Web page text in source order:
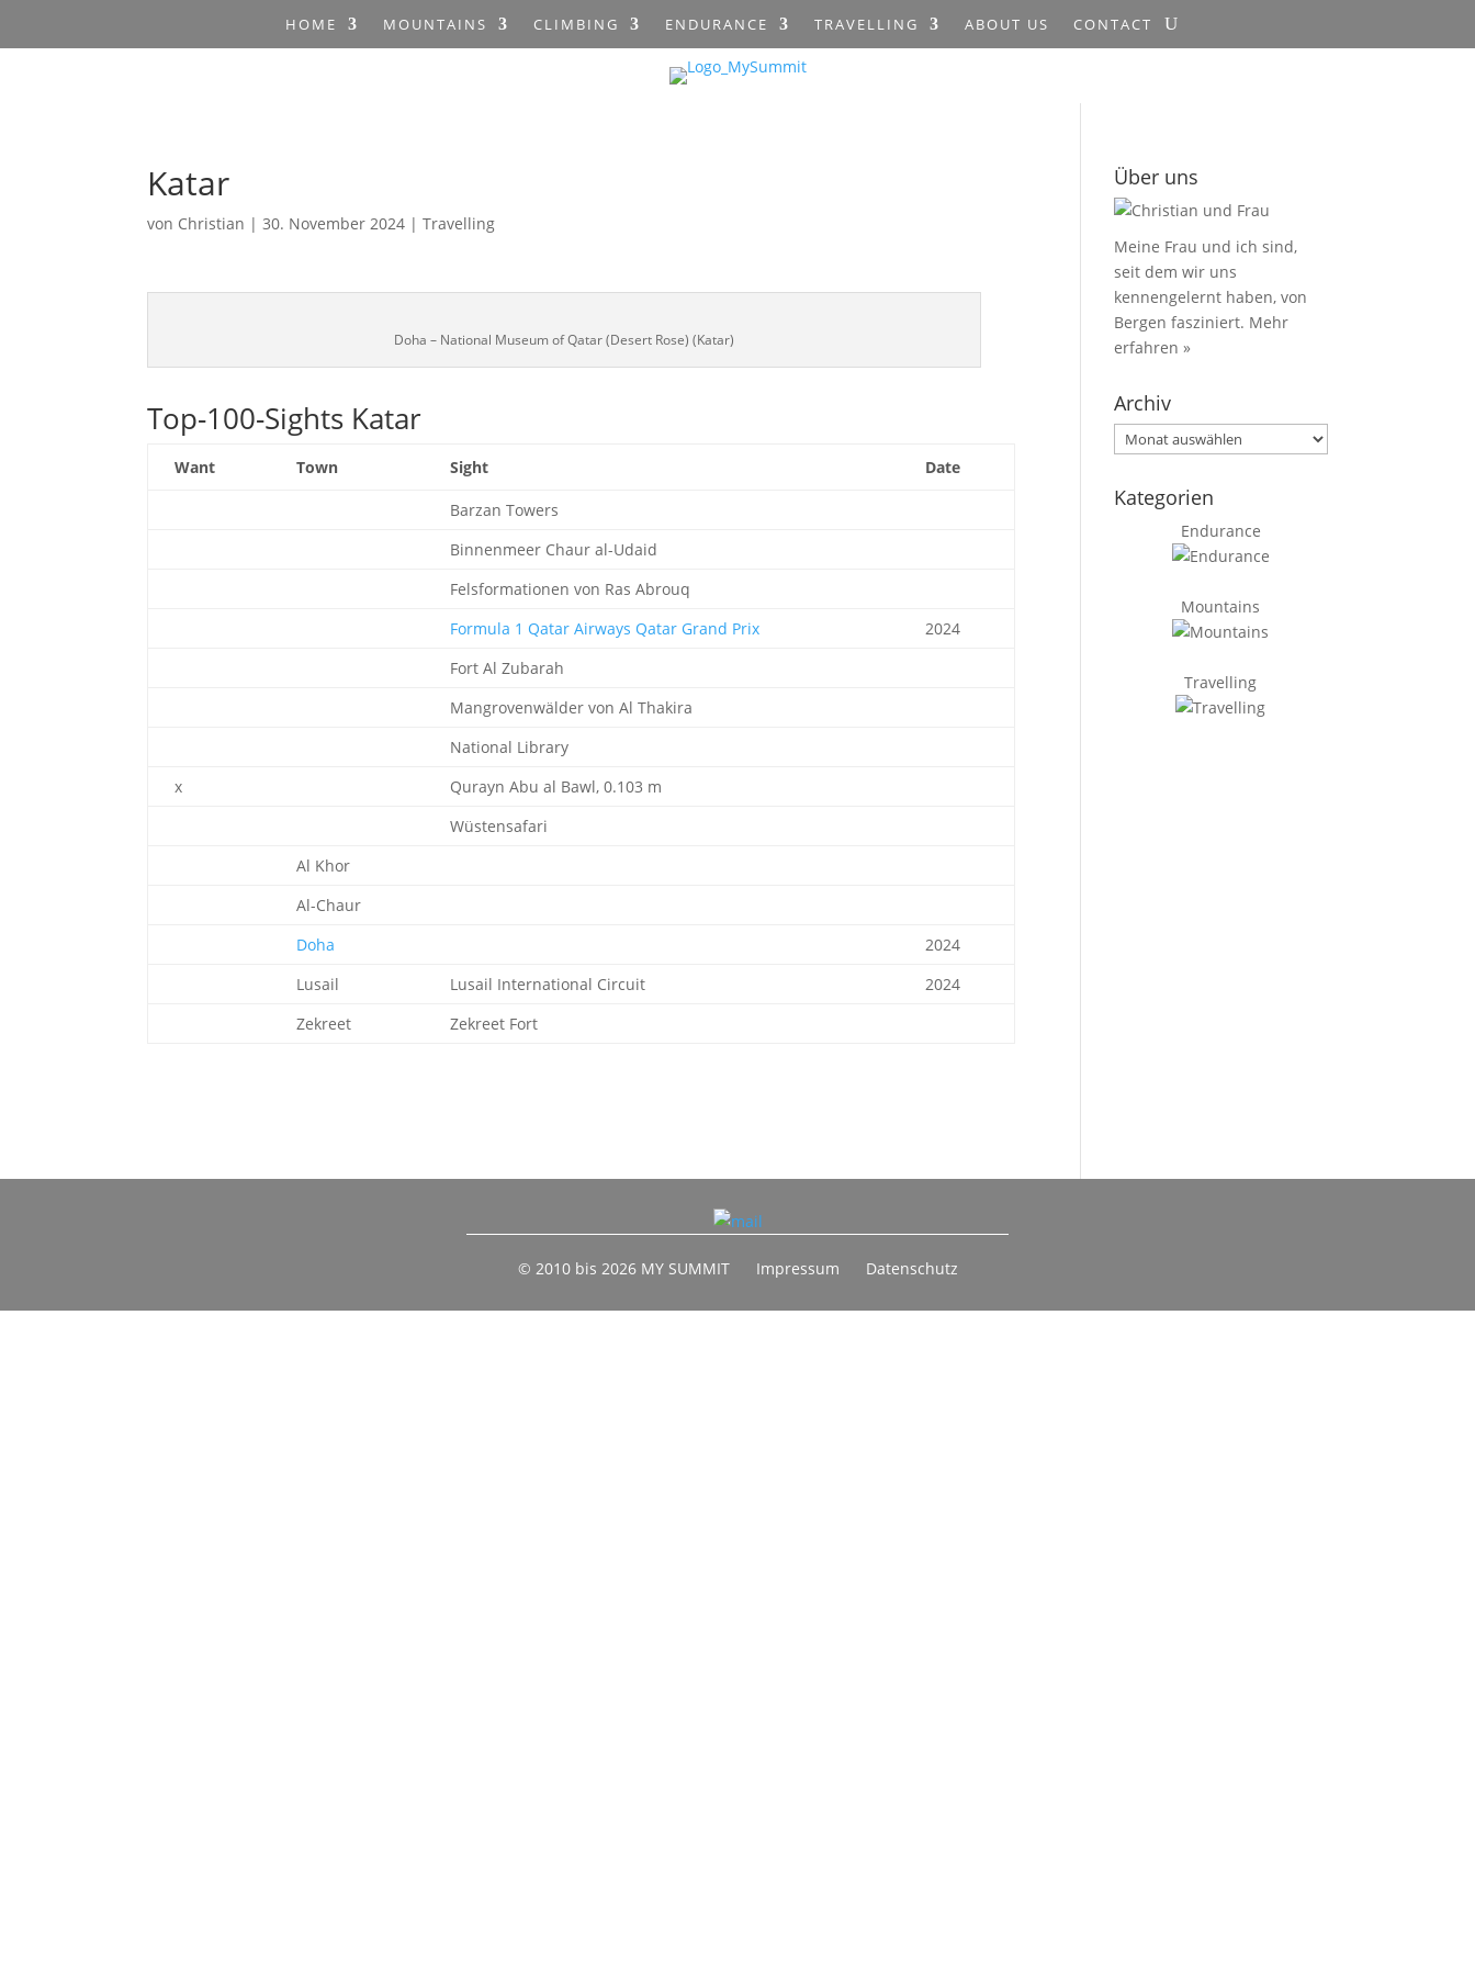
HOME MOUNTAINS CLIMBING ENDURANCE TRAVELLING ABOUT US CONTACT
Katar
von Christian |30. November 2024 |Travelling
Doha – National Museum of Qatar (Desert Rose) (Katar)
Top-100-Sights Katar
Want Town Sight Date
Barzan Towers
Binnenmeer Chaur al-Udaid
Felsformationen von Ras Abrouq
Formula 1 Qatar Airways Qatar Grand Prix
2024
Fort Al Zubarah
Mangrovenwälder von Al Thakira
National Library
x
Qurayn Abu al Bawl, 0.103 m
Wüstensafari
Al Khor
Al-Chaur
Doha
2024
Lusail
Lusail International Circuit
2024
Zekreet
Zekreet Fort
Über uns
Meine Frau und ich sind,
seit dem wir uns
kennengelernt haben, von
Bergen fasziniert. Mehr
erfahren »
Archiv
Archiv
Kategorien
Endurance
Mountains
Travelling
© 2010 bis 2026 MY SUMMIT Impressum Datenschutz